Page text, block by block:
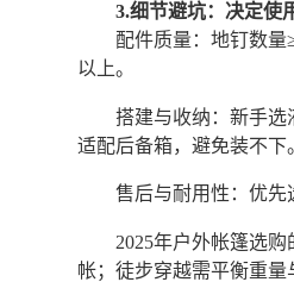
3.细节避坑：决定使
配件质量：地钉数
以上。
搭建与收纳：新手选
适配后备箱，避免装不下
售后与耐用性：优先
2025年户外帐篷选
帐；徒步穿越需平衡重